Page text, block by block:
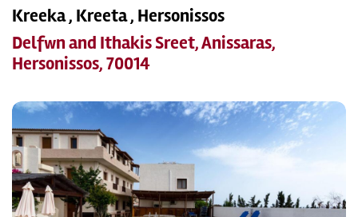
Kreeka , Kreeta , Hersonissos
Delfwn and Ithakis Sreet, Anissaras,
Hersonissos, 70014